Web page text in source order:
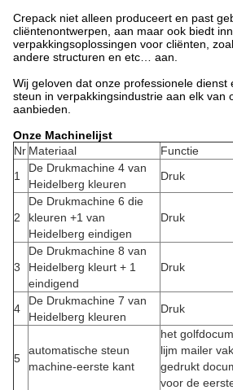
Crepack niet alleen produceert en past
cliëntenontwerpen, aan maar ook biedt
verpakkingsoplossingen voor cliënten,
andere structuren en etc… aan.
Wij geloven dat onze professionele dienst
steun in verpakkingsindustrie aan elk van
aanbieden.
Onze Machinelijst
Nr Materiaal Functie
1
De Drukmachine 4 van
Heidelberg kleuren
Druk
2
De Drukmachine 6 die
kleuren +1 van
Heidelberg eindigen
Druk
3
De Drukmachine 8 van
Heidelberg kleurt + 1
eindigend
Druk
4
De Drukmachine 7 van
Heidelberg kleuren
Druk
5
automatische steun
machine-eerste kant
het
lijm mailer
gedrukt
voor de